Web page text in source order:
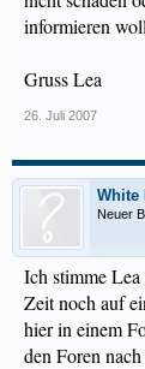
informieren
Gruss Lea
26. Juli 2007
White
Neuer
Ich stimme
Zeit noch auf
hier in einem
den Foren